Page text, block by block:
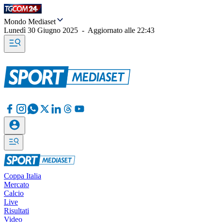
Mondo Mediaset
Lunedì 30 Giugno 2025 - Aggiornato alle 22:43
Coppa Italia
Mercato
Calcio
Live
Risultati
Video